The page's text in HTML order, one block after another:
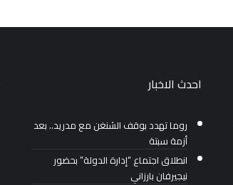
احدث الاخبار
روما تهدد بوقف الشنغن مع مدريد.. بعد
أزمة سبتة
انطلاق اجتماع “إدارة الدولة” بحضور
نيجيرفان بارزاني